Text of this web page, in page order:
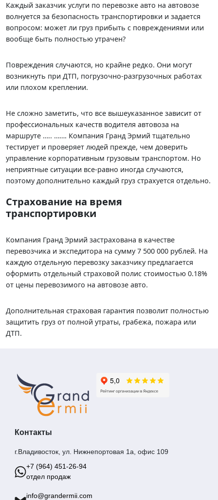
Каждый заказчик услуги по перевозке авто на автовозе
волнуется за безопасность транспортировки и задается
вопросом: может ли груз прибыть с повреждениями или
вообще быть полностью утрачен?
Повреждения случаются, но крайне редко. Они могут
возникнуть при ДТП, погрузочно-разгрузочных работах
или плохом креплении.
Не сложно заметить, что все вышеуказанное зависит от
профессиональных качеств водителя автовоза на
маршруте ….. ……. Компания Гранд Эрмий тщательно
тестирует и проверяет людей прежде, чем доверить
управление корпоративным грузовым транспортом. Но
неприятные ситуации все-равно иногда случаются,
поэтому дополнительно каждый груз страхуется отдельно.
Страхование на время
транспортировки
Компания Гранд Эрмий застрахована в качестве
перевозчика и экспедитора на сумму 7 500 000 рублей. На
каждую отдельную перевозку заказчику предлагается
оформить отдельный страховой полис стоимостью 0.18%
от цены перевозимого на автовозе авто.
Дополнительная страховая гарантия позволит полностью
защитить груз от полной утраты, грабежа, пожара или
ДТП.
Контакты
г.Владивосток, ул. Нижнепортовая 1а, офис 109
+7 (964) 451-26-94
отдел продаж
info@grandermii.com